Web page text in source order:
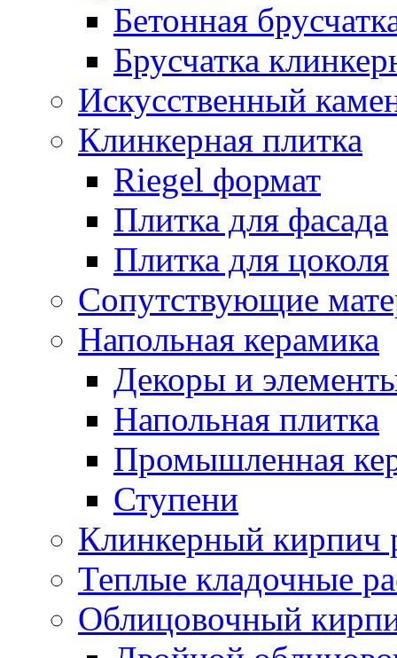
Бетонная
Брусчатка
Искусственный
Клинкерная плитка
Riegel формат
Плитка для фасада
Плитка для цоколя
Сопутствующие
Напольная керамика
Декоры и
Напольная плитка
Промышленная
Ступени
Клинкерный кирпич
Теплые кладочные
Облицовочный